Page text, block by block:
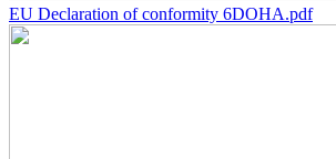
EU Declaration of conformity 6DOHA.pdf